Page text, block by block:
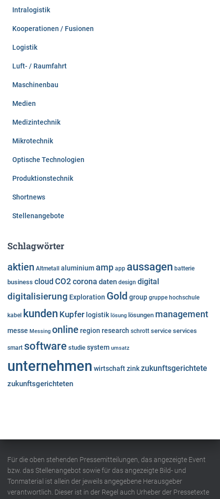
Intralogistik
Kooperationen / Fusionen
Logistik
Luft- / Raumfahrt
Maschinenbau
Medien
Medizintechnik
Mikrotechnik
Optische Technologien
Produktionstechnik
Shortnews
Stellenangebote
Schlagwörter
aktien Altmetall aluminiumamp app aussagen batterie
business cloud CO2 corona daten design digital
digitalisierung Exploration Gold group gruppe hochschule
kabel kunden Kupfer logistik lösung lösungen management
messe Messing online region research schrott service services
smart software studie system umsatz
unternehmen wirtschaftzinkzukunftsgerichtete
zukunftsgerichteten
Für die oben stehenden Pressemitteilungen, das angezeigte Event
bzw. das Stellenangebot sowie für das angezeigte Bild- und
Tonmaterial ist allein der jeweils angegebene Herausgeber
verantwortlich. Dieser ist in der Regel auch Urheber der Pressetexte